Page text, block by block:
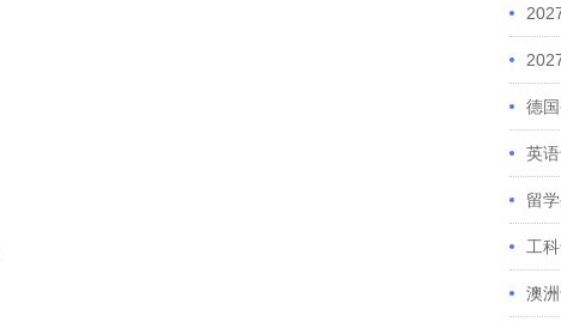
么？
德
英
例看
留
处理
工
准备
澳